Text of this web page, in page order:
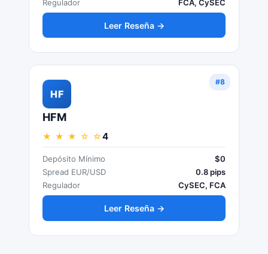
Regulador FCA, CySEC
Leer Reseña →
#8
HF
HFM
★ ★ ★ ☆ ☆4
Depósito Mínimo
$0
Spread EUR/USD
0.8 pips
Regulador
CySEC, FCA
Leer Reseña →